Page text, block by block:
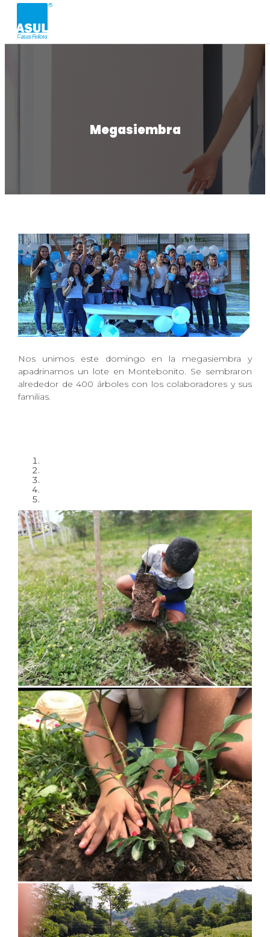
Megasiembra
Nos unimos este domingo en la megasiembra y
apadrinamos un lote en Montebonito. Se sembraron
alrededor de 400 árboles con los colaboradores y sus
familias.
Fecha: 28 de Agosto de 2020
Regresar
Area de comentarios
Deja tu comentario: